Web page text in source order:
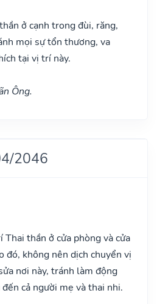
ở cạnh trong đùi, răng,
mọi sự tổn thương, va
tại vị trí này.
Ông.
2046
thần ở cửa phòng và cửa
đó, không nên dịch chuyển vị
nơi này, tránh làm động
cả người mẹ và thai nhi.